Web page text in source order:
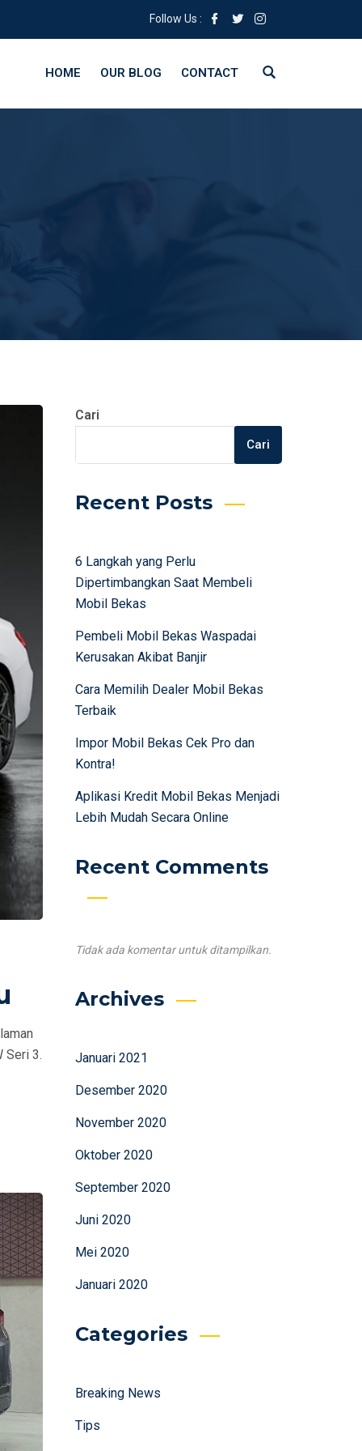
Follow Us :
HOME OUR BLOG CONTACT
Seri 3.
Cari
Cari
Recent Posts
6 Langkah yang Perlu
Dipertimbangkan Saat Membeli
Mobil Bekas
Pembeli Mobil Bekas Waspadai
Kerusakan Akibat Banjir
Cara Memilih Dealer Mobil Bekas
Terbaik
Impor Mobil Bekas Cek Pro dan
Kontra!
Aplikasi Kredit Mobil Bekas Menjadi
Lebih Mudah Secara Online
Recent Comments
Tidak ada komentar untuk ditampilkan.
Archives
Januari 2021
Desember 2020
November 2020
Oktober 2020
September 2020
Juni 2020
Mei 2020
Januari 2020
Categories
Breaking News
Tips